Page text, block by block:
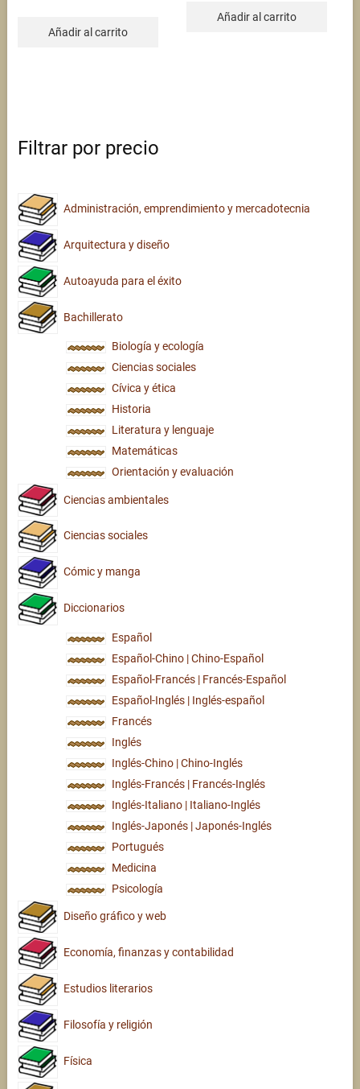
Añadir al carrito
Añadir al carrito
Filtrar por precio
Administración, emprendimiento y mercadotecnia
Arquitectura y diseño
Autoayuda para el éxito
Bachillerato
Biología y ecología
Ciencias sociales
Cívica y ética
Historia
Literatura y lenguaje
Matemáticas
Orientación y evaluación
Ciencias ambientales
Ciencias sociales
Cómic y manga
Diccionarios
Español
Español-Chino | Chino-Español
Español-Francés | Francés-Español
Español-Inglés | Inglés-español
Francés
Inglés
Inglés-Chino | Chino-Inglés
Inglés-Francés | Francés-Inglés
Inglés-Italiano | Italiano-Inglés
Inglés-Japonés | Japonés-Inglés
Portugués
Medicina
Psicología
Diseño gráfico y web
Economía, finanzas y contabilidad
Estudios literarios
Filosofía y religión
Física